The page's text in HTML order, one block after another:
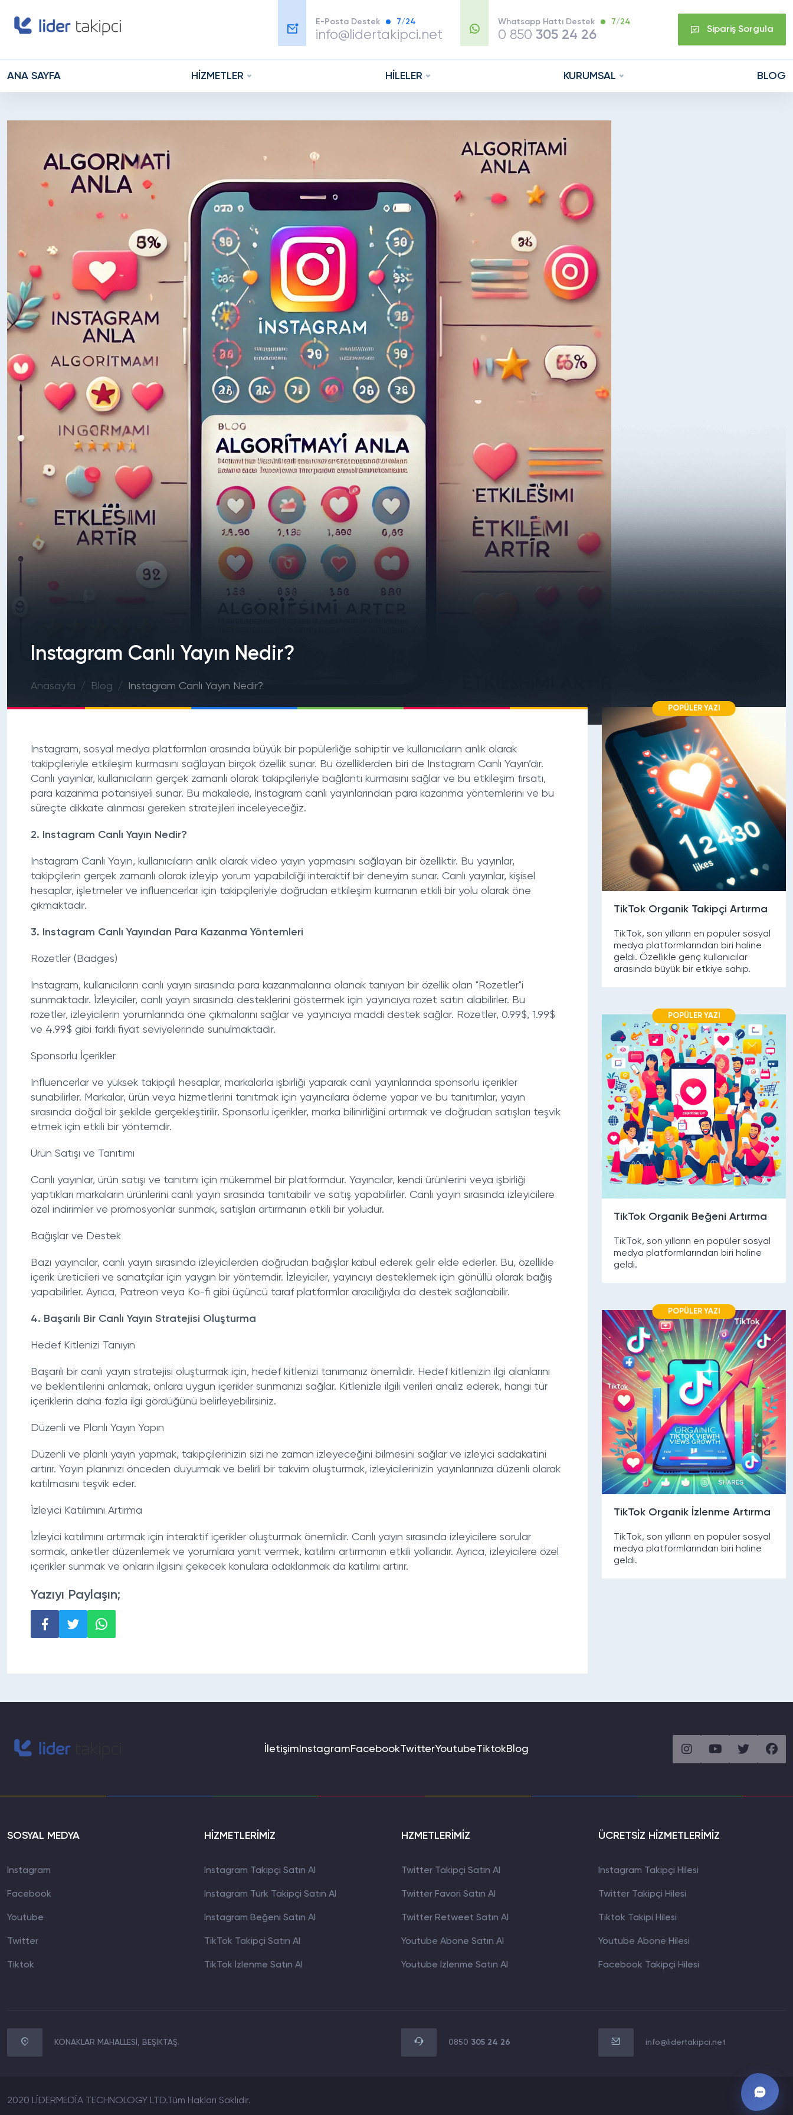
E-Posta Destek 7/24
info@lidertakipci.net
Whatsapp Hattı Destek 7/24
0 850 305 24 26 Sipariş Sorgula
ANA SAYFA HİZMETLER HİLELER KURUMSAL BLOG
Instagram Canlı Yayın Nedir?
Anasayfa Blog Instagram Canlı Yayın Nedir?
Instagram, sosyal medya platformları arasında büyük bir popülerliğe sahiptir ve kullanıcıların anlık olarak
takipçileriyle etkileşim kurmasını sağlayan birçok özellik sunar. Bu özelliklerden biri de Instagram Canlı Yayın’dır.
Canlı yayınlar, kullanıcıların gerçek zamanlı olarak takipçileriyle bağlantı kurmasını sağlar ve bu etkileşim fırsatı,
para kazanma potansiyeli sunar. Bu makalede, Instagram canlı yayınlarından para kazanma yöntemlerini ve bu
süreçte dikkate alınması gereken stratejileri inceleyeceğiz.
2. Instagram Canlı Yayın Nedir?
Instagram Canlı Yayın, kullanıcıların anlık olarak video yayın yapmasını sağlayan bir özelliktir. Bu yayınlar,
takipçilerin gerçek zamanlı olarak izleyip yorum yapabildiği interaktif bir deneyim sunar. Canlı yayınlar, kişisel
hesaplar, işletmeler ve influencerlar için takipçileriyle doğrudan etkileşim kurmanın etkili bir yolu olarak öne
çıkmaktadır.
3. Instagram Canlı Yayından Para Kazanma Yöntemleri
Rozetler (Badges)
Instagram, kullanıcıların canlı yayın sırasında para kazanmalarına olanak tanıyan bir özellik olan "Rozetler"i
sunmaktadır. İzleyiciler, canlı yayın sırasında desteklerini göstermek için yayıncıya rozet satın alabilirler. Bu
rozetler, izleyicilerin yorumlarında öne çıkmalarını sağlar ve yayıncıya maddi destek sağlar. Rozetler, 0.99$, 1.99$
ve 4.99$ gibi farklı fiyat seviyelerinde sunulmaktadır.
Sponsorlu İçerikler
Influencerlar ve yüksek takipçili hesaplar, markalarla işbirliği yaparak canlı yayınlarında sponsorlu içerikler
sunabilirler. Markalar, ürün veya hizmetlerini tanıtmak için yayıncılara ödeme yapar ve bu tanıtımlar, yayın
sırasında doğal bir şekilde gerçekleştirilir. Sponsorlu içerikler, marka bilinirliğini artırmak ve doğrudan satışları teşvik
etmek için etkili bir yöntemdir.
Ürün Satışı ve Tanıtımı
Canlı yayınlar, ürün satışı ve tanıtımı için mükemmel bir platformdur. Yayıncılar, kendi ürünlerini veya işbirliği
yaptıkları markaların ürünlerini canlı yayın sırasında tanıtabilir ve satış yapabilirler. Canlı yayın sırasında izleyicilere
özel indirimler ve promosyonlar sunmak, satışları artırmanın etkili bir yoludur.
Bağışlar ve Destek
Bazı yayıncılar, canlı yayın sırasında izleyicilerden doğrudan bağışlar kabul ederek gelir elde ederler. Bu, özellikle
içerik üreticileri ve sanatçılar için yaygın bir yöntemdir. İzleyiciler, yayıncıyı desteklemek için gönüllü olarak bağış
yapabilirler. Ayrıca, Patreon veya Ko-fi gibi üçüncü taraf platformlar aracılığıyla da destek sağlanabilir.
4. Başarılı Bir Canlı Yayın Stratejisi Oluşturma
Hedef Kitlenizi Tanıyın
Başarılı bir canlı yayın stratejisi oluşturmak için, hedef kitlenizi tanımanız önemlidir. Hedef kitlenizin ilgi alanlarını
ve beklentilerini anlamak, onlara uygun içerikler sunmanızı sağlar. Kitlenizle ilgili verileri analiz ederek, hangi tür
içeriklerin daha fazla ilgi gördüğünü belirleyebilirsiniz.
Düzenli ve Planlı Yayın Yapın
Düzenli ve planlı yayın yapmak, takipçilerinizin sizi ne zaman izleyeceğini bilmesini sağlar ve izleyici sadakatini
artırır. Yayın planınızı önceden duyurmak ve belirli bir takvim oluşturmak, izleyicilerinizin yayınlarınıza düzenli olarak
katılmasını teşvik eder.
İzleyici Katılımını Artırma
İzleyici katılımını artırmak için interaktif içerikler oluşturmak önemlidir. Canlı yayın sırasında izleyicilere sorular
sormak, anketler düzenlemek ve yorumlara yanıt vermek, katılımı artırmanın etkili yollarıdır. Ayrıca, izleyicilere özel
içerikler sunmak ve onların ilgisini çekecek konulara odaklanmak da katılımı artırır.
Yazıyı Paylaşın;
POPÜLER YAZI
TikTok Organik Takipçi Artırma
TikTok, son yılların en popüler sosyal
medya platformlarından biri haline
geldi. Özellikle genç kullanıcılar
arasında büyük bir etkiye sahip.
POPÜLER YAZI
TikTok Organik Beğeni Artırma
TikTok, son yılların en popüler sosyal
medya platformlarından biri haline
geldi.
POPÜLER YAZI
TikTok Organik İzlenme Artırma
TikTok, son yılların en popüler sosyal
medya platformlarından biri haline
geldi.
İletişim InstagramFacebookTwitterYoutubeTiktokBlog
SOSYAL MEDYA
Instagram
Facebook
Youtube
Twitter
Tiktok
HİZMETLERİMİZ
Instagram Takipçi Satın Al
Instagram Türk Takipçi Satın Al
Instagram Beğeni Satın Al
TikTok Takipçi Satın Al
TikTok İzlenme Satın Al
HZMETLERİMİZ
Twitter Takipçi Satın Al
Twitter Favori Satın Al
Twitter Retweet Satın Al
Youtube Abone Satın Al
Youtube İzlenme Satın Al
ÜCRETSİZ HİZMETLERİMİZ
Instagram Takipçi Hilesi
Twitter Takipçi Hilesi
Tiktok Takipi Hilesi
Youtube Abone Hilesi
Facebook Takipçi Hilesi
KONAKLAR MAHALLESİ, BEŞİKTAŞ. 0850 305 24 26 info@lidertakipci.net
2020 LİDERMEDİA TECHNOLOGY LTD.Tüm Hakları Saklıdır.
WhatsApp İletişim
0850 305 24 26
E-Posta Destek Hattı
info@lidertakipci.net